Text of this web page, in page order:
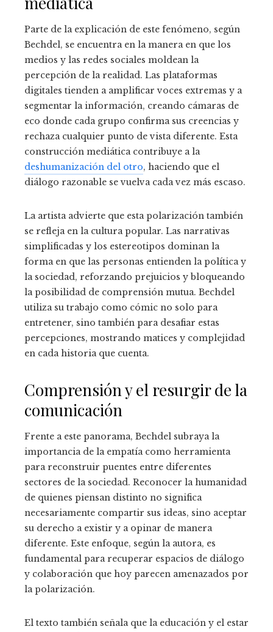
Parte de la explicación de este fenómeno, según
Bechdel, se encuentra en la manera en que los
medios y las redes sociales moldean la
percepción de la realidad. Las plataformas
digitales tienden a amplificar voces extremas y a
segmentar la información, creando cámaras de
eco donde cada grupo confirma sus creencias y
rechaza cualquier punto de vista diferente. Esta
construcción mediática contribuye a la
deshumanización del otro, haciendo que el
diálogo razonable se vuelva cada vez más escaso.
La artista advierte que esta polarización también
se refleja en la cultura popular. Las narrativas
simplificadas y los estereotipos dominan la
forma en que las personas entienden la política y
la sociedad, reforzando prejuicios y bloqueando
la posibilidad de comprensión mutua. Bechdel
utiliza su trabajo como cómic no solo para
entretener, sino también para desafiar estas
percepciones, mostrando matices y complejidad
en cada historia que cuenta.
Comprensión y el resurgir de la
comunicación
Frente a este panorama, Bechdel subraya la
importancia de la empatía como herramienta
para reconstruir puentes entre diferentes
sectores de la sociedad. Reconocer la humanidad
de quienes piensan distinto no significa
necesariamente compartir sus ideas, sino aceptar
su derecho a existir y a opinar de manera
diferente. Este enfoque, según la autora, es
fundamental para recuperar espacios de diálogo
y colaboración que hoy parecen amenazados por
la polarización.
El texto también señala que la educación y el estar